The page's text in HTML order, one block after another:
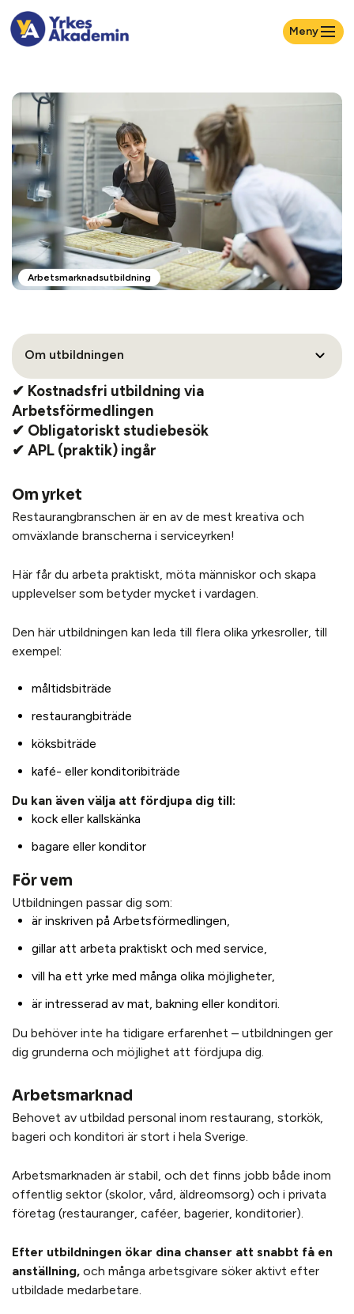
Meny
Arbetsmarknadsutbildning
Om utbildningen
✔ Kostnadsfri utbildning via
Arbetsförmedlingen
✔ Obligatoriskt studiebesök
✔ APL (praktik) ingår
Om yrket
Restaurangbranschen är en av de mest kreativa och
omväxlande branscherna i serviceyrken!
Här får du arbeta praktiskt, möta människor och skapa
upplevelser som betyder mycket i vardagen.
Den här utbildningen kan leda till flera olika yrkesroller, till
exempel:
måltidsbiträde
restaurangbiträde
köksbiträde
kafé- eller konditoribiträde
Du kan även välja att fördjupa dig till:
kock eller kallskänka
bagare eller konditor
För vem
Utbildningen passar dig som:
är inskriven på Arbetsförmedlingen,
gillar att arbeta praktiskt och med service,
vill ha ett yrke med många olika möjligheter,
är intresserad av mat, bakning eller konditori.
Du behöver inte ha tidigare erfarenhet – utbildningen ger
dig grunderna och möjlighet att fördjupa dig.
Arbetsmarknad
Behovet av utbildad personal inom restaurang, storkök,
bageri och konditori är stort i hela Sverige.
Arbetsmarknaden är stabil, och det finns jobb både inom
offentlig sektor (skolor, vård, äldreomsorg) och i privata
företag (restauranger, caféer, bagerier, konditorier).
Efter utbildningen ökar dina chanser att snabbt få en
anställning, och många arbetsgivare söker aktivt efter
utbildade medarbetare.